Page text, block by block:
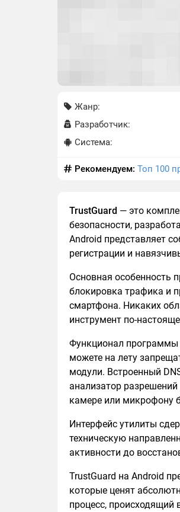
Жанр:
Разработчик:
Система:
Рекомендуем: Топ 100
TrustGuard — это
безопасности,
Android представляет
регистрации и
Основная особенность
блокировка трафика и
смартфона. Никаких
инструмент по-
Функционал программы
можете на лету
модули. Встроенный
анализатор
камере или микрофону
Интерфейс утилиты
техническую
активности до
TrustGuard на Android
которые ценят
процесс, происходящий